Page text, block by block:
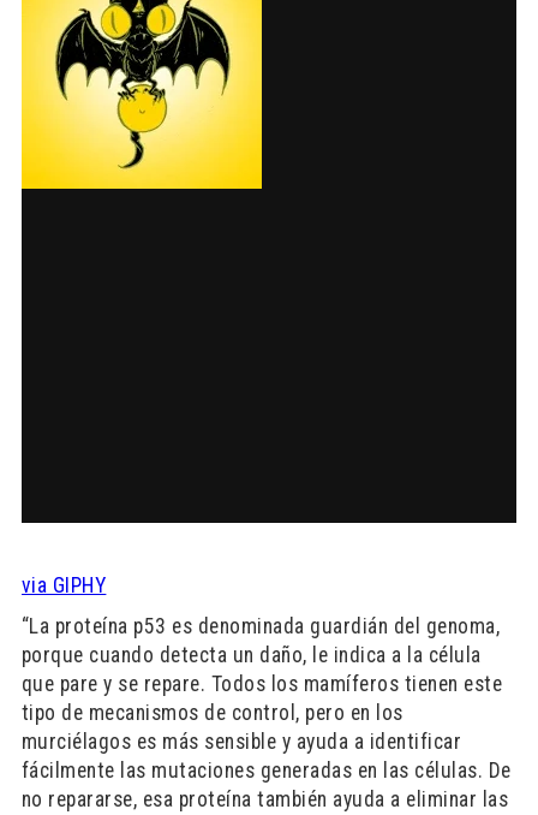
via GIPHY
“La proteína p53 es denominada guardián del genoma,
porque cuando detecta un daño, le indica a la célula
que pare y se repare. Todos los mamíferos tienen este
tipo de mecanismos de control, pero en los
murciélagos es más sensible y ayuda a identificar
fácilmente las mutaciones generadas en las células. De
no repararse, esa proteína también ayuda a eliminar las